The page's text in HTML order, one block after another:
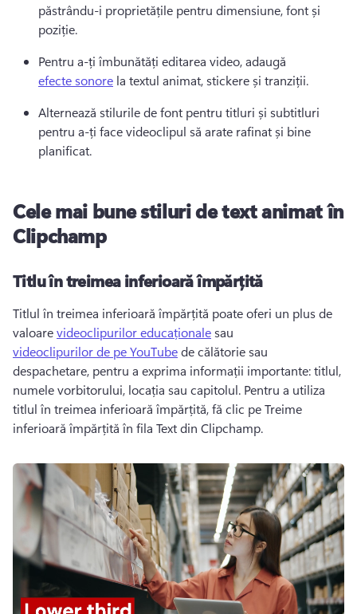
păstrându-i proprietățile pentru dimensiune, font și
poziție.
Pentru a-ți îmbunătăți editarea video, adaugă
efecte sonore la textul animat, stickere și tranziții.
Alternează stilurile de font pentru titluri și subtitluri
pentru a-ți face videoclipul să arate rafinat și bine
planificat.
Cele mai bune stiluri de text animat în
Clipchamp
Titlu în treimea inferioară împărțită
Titlul în treimea inferioară împărțită poate oferi un plus de
valoare videoclipurilor educaționale sau
videoclipurilor de pe YouTube de călătorie sau
despachetare, pentru a exprima informații importante: titlul,
numele vorbitorului, locația sau capitolul. Pentru a utiliza
titlul în treimea inferioară împărțită, fă clic pe Treime
inferioară împărțită în fila Text din Clipchamp.